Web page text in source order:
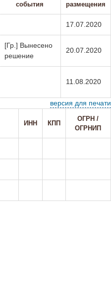
события
размещения
17.07.2020
[Гр.] Вынесено
решение
20.07.2020
11.08.2020
версия для печати
ИНН КПП
ОГРН /
ОГРНИП